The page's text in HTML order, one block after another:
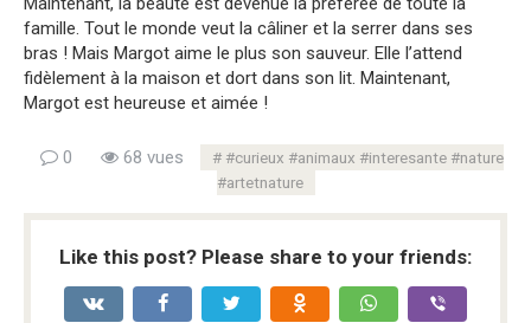
famille. Tout le monde veut la câliner et la serrer dans ses
bras ! Mais Margot aime le plus son sauveur. Elle l’attend
fidèlement à la maison et dort dans son lit. Maintenant,
Margot est heureuse et aimée !
0 68 vues
#curieux #animaux #interesante #nature
#artetnature
Like this post? Please share to your friends: